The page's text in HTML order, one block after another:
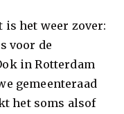
is het weer zover:
voor de
in Rotterdam
gemeenteraad
het soms alsof